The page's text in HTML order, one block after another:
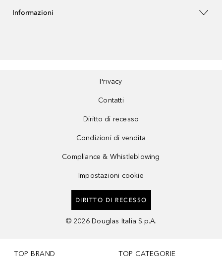
Informazioni
Privacy
Contatti
Diritto di recesso
Condizioni di vendita
Compliance & Whistleblowing
Impostazioni cookie
DIRITTO DI RECESSO
© 2026 Douglas Italia S.p.A.
TOP BRAND TOP CATEGORIE